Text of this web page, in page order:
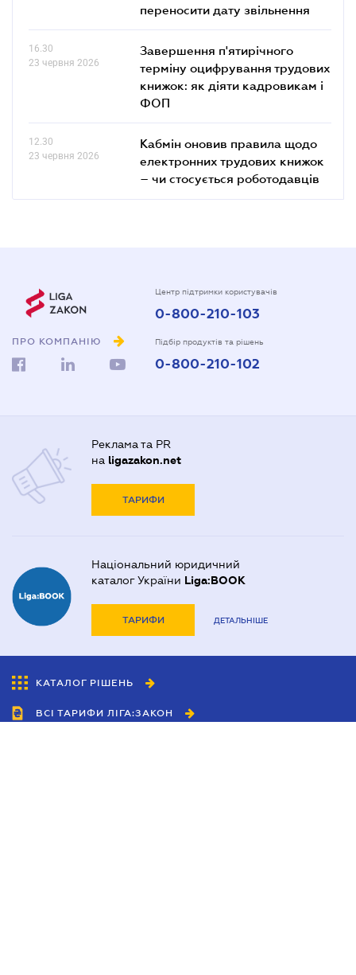
переносити дату звільнення
16.30
23 червня 2026
Завершення п'ятирічного
терміну оцифрування трудових
книжок: як діяти кадровикам і
ФОП
12.30
23 червня 2026
Кабмін оновив правила щодо
електронних трудових книжок
– чи стосується роботодавців
ПРО КОМПАНІЮ
Центр підтримки користувачів
0-800-210-103
Підбір продуктів та рішень
0-800-210-102
Реклама та PR
на ligazakon.net
ТАРИФИ
Національний юридичний
каталог України Liga:BOOK
ТАРИФИ ДЕТАЛЬНІШЕ
КАТАЛОГ РІШЕНЬ
ВСІ ТАРИФИ ЛІГА:ЗАКОН